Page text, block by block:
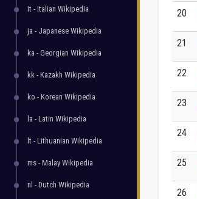
it - Italian Wikipedia
ja - Japanese Wikipedia
ka - Georgian Wikipedia
kk - Kazakh Wikipedia
ko - Korean Wikipedia
la - Latin Wikipedia
lt - Lithuanian Wikipedia
ms - Malay Wikipedia
nl - Dutch Wikipedia
20
21
22
23
24
25
26